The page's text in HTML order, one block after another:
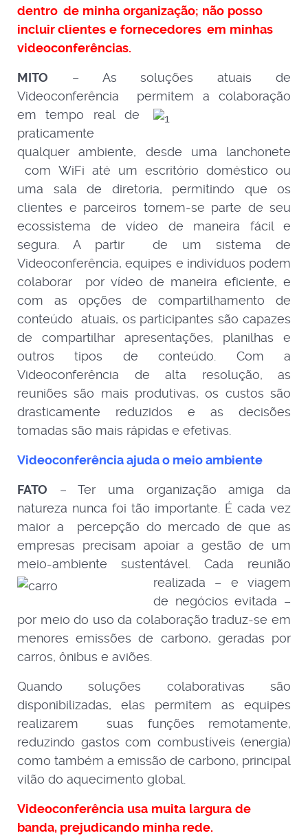
dentro de minha organização; não posso
incluirclientes e fornecedores em minhas
videoconferências.
MITO – As soluções atuais de
Videoconferência permitem a colaboração
em tempo real de
praticamente
qualquer ambiente, desde uma lanchonete
com WiFi até um escritório doméstico ou
uma sala de diretoria, permitindo que os
clientes e parceiros tornem-se parte de seu
ecossistema de vídeo de maneira fácil e
segura. A partir de um sistema de
Videoconferência, equipes e indivíduos podem
colaborar por vídeo de maneira eficiente, e
com as opções de compartilhamento de
conteúdo atuais, os participantes são capazes
de compartilhar apresentações, planilhas e
outros tipos de conteúdo. Com a
Videoconferência de alta resolução, as
reuniões são mais produtivas, os custos são
drasticamente reduzidos e as decisões
tomadas são mais rápidas e efetivas.
Videoconferência ajuda o meio ambiente
FATO – Ter uma organização amiga da
natureza nunca foi tão importante. É cada vez
maior a percepção do mercado de que as
empresas precisam apoiar a gestão de um
meio-ambiente sustentável. Cada reunião
realizada – e viagem
de negócios evitada –
por meio do uso da colaboração traduz-se em
menores emissões de carbono, geradas por
carros, ônibus e aviões.
Quando soluções colaborativas são
disponibilizadas, elas permitem as equipes
realizarem suas funções remotamente,
reduzindo gastos com combustíveis (energia)
como também a emissão de carbono, principal
vilão do aquecimento global.
Videoconferência usa muita largura de
banda, prejudicando minha rede.